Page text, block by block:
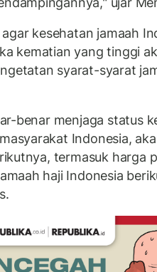
kesehatan jamaah
kematian yang tinggi
syarat-syarat
benar menjaga status
Indonesia,
termasuk harga
haji Indonesia